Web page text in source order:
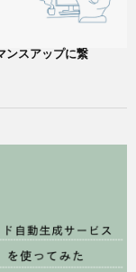
ンスアップに繋